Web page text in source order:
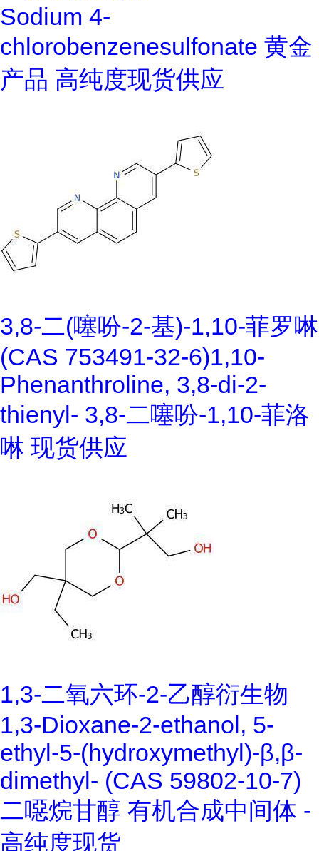
Sodium 4-
chlorobenzenesulfonate 黄金
产品 高纯度现货供应
3,8-二(噻吩-2-基)-1,10-菲罗啉
(CAS 753491-32-6)1,10-
Phenanthroline, 3,8-di-2-
thienyl- 3,8-二噻吩-1,10-菲洛
啉 现货供应
1,3-二氧六环-2-乙醇衍生物
1,3-Dioxane-2-ethanol, 5-
ethyl-5-(hydroxymethyl)-β,β-
dimethyl- (CAS 59802-10-7)
二噁烷甘醇 有机合成中间体 -
高纯度现货